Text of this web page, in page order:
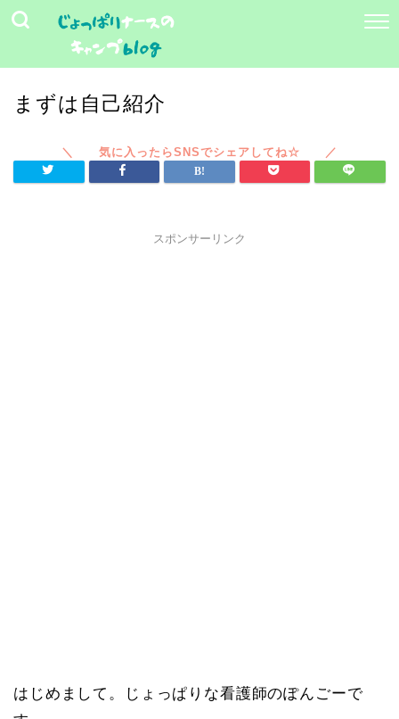
まずは自己紹介
スポンサーリンク
はじめまして。じょっぱりな看護師のぽんごーで